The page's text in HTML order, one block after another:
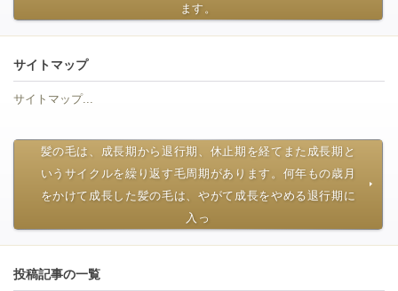
ます。
サイトマップ
サイトマップ...
髪の毛は、成長期から退行期、休止期を経てまた成長期と
いうサイクルを繰り返す毛周期があります。何年もの歳月
をかけて成長した髪の毛は、やがて成長をやめる退行期に
入っ
投稿記事の一覧